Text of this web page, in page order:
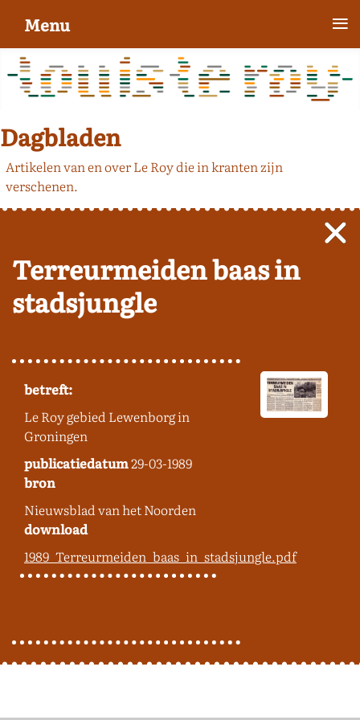
Dagbladen
Artikelen van en over Le Roy die in kranten zijn
verschenen.
Terreurmeiden baas in
stadsjungle
betreft:
Le Roy gebied Lewenborg in
Groningen
publicatiedatum29-03-1989
bron
Nieuwsblad van het Noorden
download
1989_Terreurmeiden_baas_in_stadsjungle.pdf
Menu ≡